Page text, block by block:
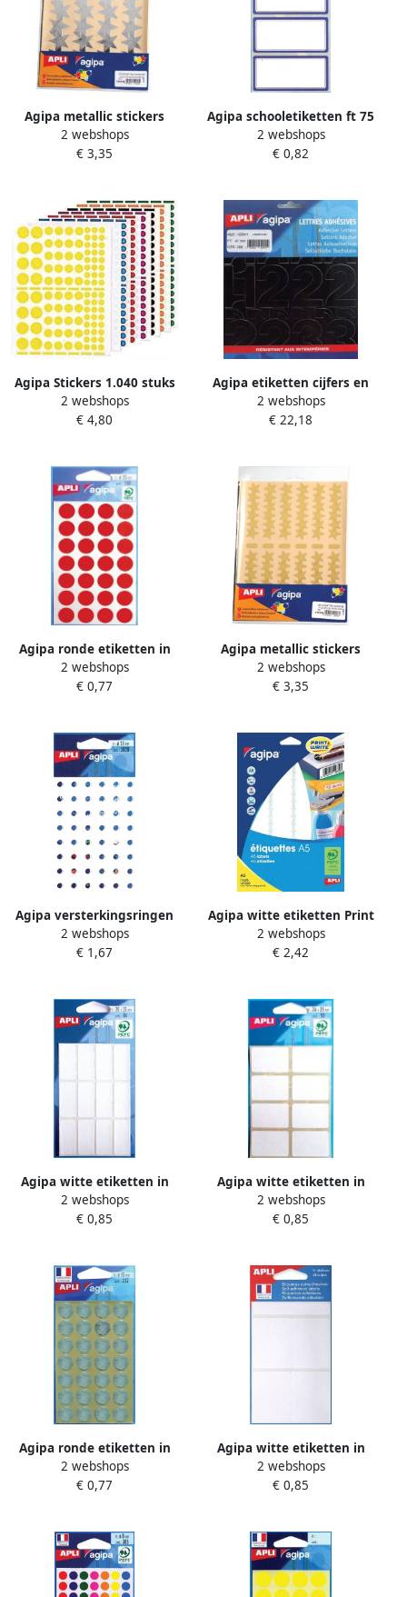
Agipa metallic stickers
blister met 128 stuks goud
en zilver ster 35 mm
2 webshops
€ 3,35
Agipa schooletiketten ft 75
x 34 mm (b x h) 24
etiketten per etui blauwe
2 webshops
€ 0,82
Agipa Stickers 1.040 stuks
cirkels
2 webshops
€ 4,80
Agipa etiketten cijfers en
letters letterhoogte 47 mm
286 cijfers
2 webshops
€ 22,18
Agipa ronde etiketten in
etui diameter 15 mm rood
168 stuks 28 per blad
2 webshops
€ 0,77
Agipa metallic stickers
blister met 288 stuks goud
en zilver ster 20 mm
2 webshops
€ 3,35
Agipa versterkingsringen
etui van 1.008 stuks
2 webshops
€ 1,67
Agipa witte etiketten Print
&amp Write ft 56 x 34 mm(b
x h ) 192 stuks 12 per blad
2 webshops
€ 2,42
Agipa witte etiketten in
etui ft 15 x 35 mm(b x h ) 84
stuks 12 per blad
2 webshops
€ 0,85
Agipa witte etiketten in
etui ft 24 x 35 mm (b x h) 56
stuks 8 per blad
2 webshops
€ 0,85
Agipa ronde etiketten in
etui diameter 15 mm zilver
112 stuks 28 per blad
2 webshops
€ 0,77
Agipa witte etiketten in
etui ft 38 x 50 mm(b x h ) 28
stuks 4 per blad
2 webshops
€ 0,85